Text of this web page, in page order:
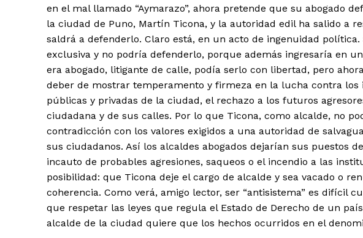
en el mal llamado “Aymarazo”, ahora pretende que su abogado
la ciudad de Puno, Martín Ticona, y la autoridad edil ha salido a
saldrá a defenderlo. Claro está, en un acto de ingenuidad
exclusiva y no podría defenderlo, porque además ingresaría en
era abogado, litigante de calle, podía serlo con libertad, pero
deber de mostrar temperamento y firmeza en la lucha contra
públicas y privadas de la ciudad, el rechazo a los futuros
ciudadana y de sus calles. Por lo que Ticona, como alcalde, no
contradicción con los valores exigidos a una autoridad de
sus ciudadanos. Así los alcaldes abogados dejarían sus puestos
incauto de probables agresiones, saqueos o el incendio a las
posibilidad: que Ticona deje el cargo de alcalde y sea vacado o
coherencia. Como verá, amigo lector, ser “antisistema” es difícil
que respetar las leyes que regula el Estado de Derecho de un
alcalde de la ciudad quiere que los hechos ocurridos en el